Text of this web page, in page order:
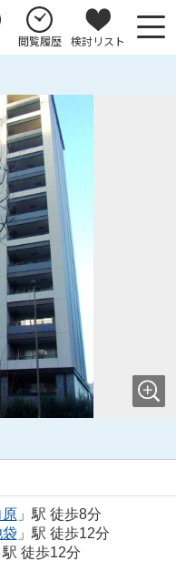
閲覧履歴 検討リスト
原」駅 徒歩8分
」駅 徒歩12分
駅 徒歩12分